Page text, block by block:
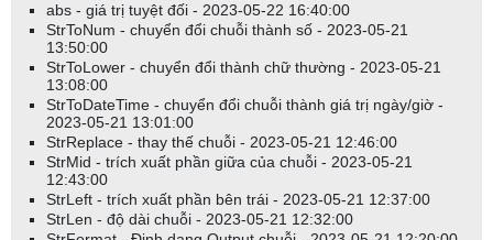
abs - giá trị tuyệt đối - 2023-05-22 16:40:00
StrToNum - chuyển đổi chuỗi thành số - 2023-05-21
13:50:00
StrToLower - chuyển đổi thành chữ thường - 2023-05-21
13:08:00
StrToDateTime - chuyển đổi chuỗi thành giá trị ngày/giờ -
2023-05-21 13:01:00
StrReplace - thay thế chuỗi - 2023-05-21 12:46:00
StrMid - trích xuất phần giữa của chuỗi - 2023-05-21
12:43:00
StrLeft - trích xuất phần bên trái - 2023-05-21 12:37:00
StrLen - độ dài chuỗi - 2023-05-21 12:32:00